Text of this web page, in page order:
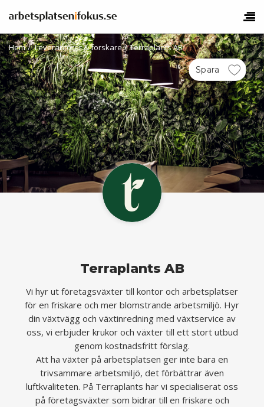
Hem / Leverantörer & forskare / Terraplants AB
Spara
Terraplants AB
Vi hyr ut företagsväxter till kontor och arbetsplatser
för en friskare och mer blomstrande arbetsmiljö. Hyr
din växtvägg och växtinredning med växtservice av
oss, vi erbjuder krukor och växter till ett stort utbud
genom kostnadsfritt förslag.
Att ha växter på arbetsplatsen ger inte bara en
trivsammare arbetsmiljö, det förbättrar även
luftkvaliteten. På Terraplants har vi specialiserat oss
på företagsväxter som bidrar till en friskare och